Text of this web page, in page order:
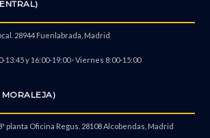
28944 Fuenlabrada, Madrid
13:45 y 16:00-19:00 · Viernes 8:00-15:00
planta Oficina Regus. 28108 Alcobendas, Madrid